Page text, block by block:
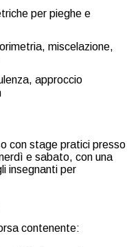
per pieghe e
miscelazione,
approccio
con stage pratici presso
e sabato, con una
insegnanti per
contenente: